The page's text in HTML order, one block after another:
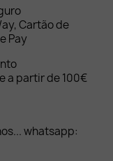
Cartão de
Pay
a partir de 100€
whatsapp: